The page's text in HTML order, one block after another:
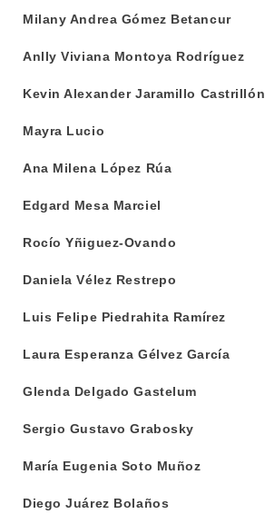
Milany Andrea Gómez Betancur
Anlly Viviana Montoya Rodríguez
Kevin Alexander Jaramillo Castrillón
Mayra Lucio
Ana Milena López Rúa
Edgard Mesa Marciel
Rocío Yñiguez-Ovando
Daniela Vélez Restrepo
Luis Felipe Piedrahita Ramírez
Laura Esperanza Gélvez García
Glenda Delgado Gastelum
Sergio Gustavo Grabosky
María Eugenia Soto Muñoz
Diego Juárez Bolaños